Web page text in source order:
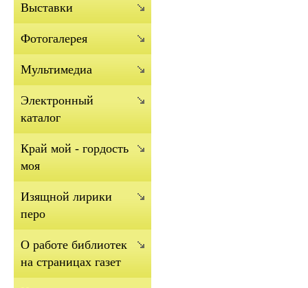
Выставки
Фотогалерея
Мультимедиа
Электронный
каталог
Край мой - гордость
моя
Изящной лирики
перо
О работе библиотек
на страницах газет